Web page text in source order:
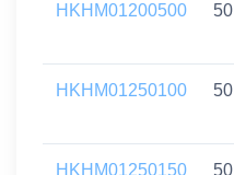
HKHM01200500 50
HKHM01250100 50
HKHM01250150 50